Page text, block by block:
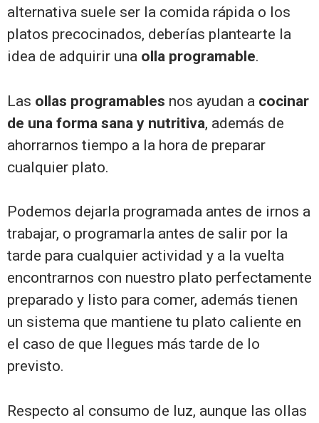
alternativa suele ser la comida rápida o los
platos precocinados, deberías plantearte la
idea de adquirir una olla programable.
Las ollas programables nos ayudan a cocinar
de una forma sana y nutritiva, además de
ahorrarnos tiempo a la hora de preparar
cualquier plato.
Podemos dejarla programada antes de irnos a
trabajar, o programarla antes de salir por la
tarde para cualquier actividad y a la vuelta
encontrarnos con nuestro plato perfectamente
preparado y listo para comer, además tienen
un sistema que mantiene tu plato caliente en
el caso de que llegues más tarde de lo
previsto.
Respecto al consumo de luz, aunque las ollas